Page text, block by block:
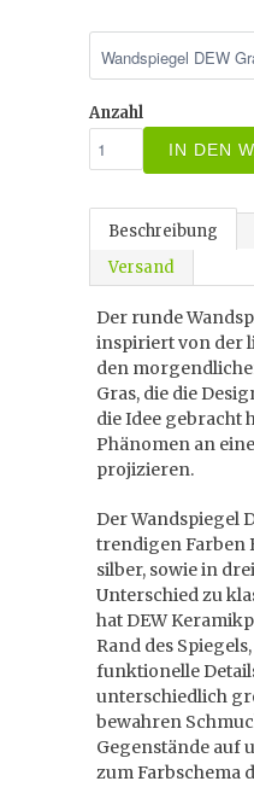
Anzahl
IN DEN
Beschreibung
Versand
Der runde
inspiriert von der
den
Gras, die die
die Idee gebracht
Phänomen an
projizieren.
Der Wandspiegel
trendigen Farben
silber, sowie in
Unterschied zu
hat DEW
Rand des
funktionelle
unterschiedlich
bewahren
Gegenstände auf
zum Farbschema